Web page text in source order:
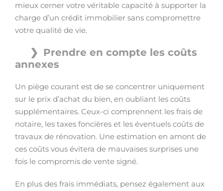
mieux cerner votre véritable capacité à supporter la
charge d’un crédit immobilier sans compromettre
votre qualité de vie.
Prendre en compte les coûts
annexes
Un piège courant est de se concentrer uniquement
sur le prix d’achat du bien, en oubliant les coûts
supplémentaires. Ceux-ci comprennent les frais de
notaire, les taxes foncières et les éventuels coûts de
travaux de rénovation. Une estimation en amont de
ces coûts vous évitera de mauvaises surprises une
fois le compromis de vente signé.
En plus des frais immédiats, pensez également aux